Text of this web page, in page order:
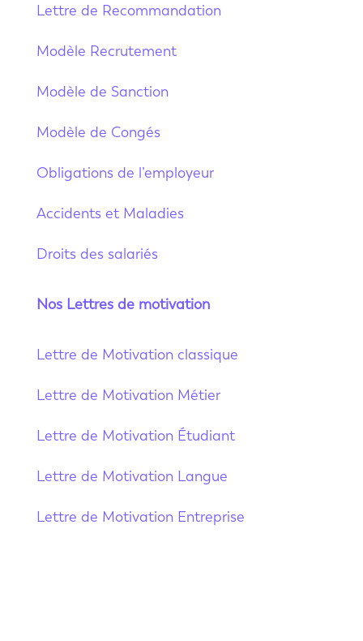
Lettre de Recommandation
Modèle Recrutement
Modèle de Sanction
Modèle de Congés
Obligations de l’employeur
Accidents et Maladies
Droits des salariés
Nos Lettres de motivation
Lettre de Motivation classique
Lettre de Motivation Métier
Lettre de Motivation Étudiant
Lettre de Motivation Langue
Lettre de Motivation Entreprise